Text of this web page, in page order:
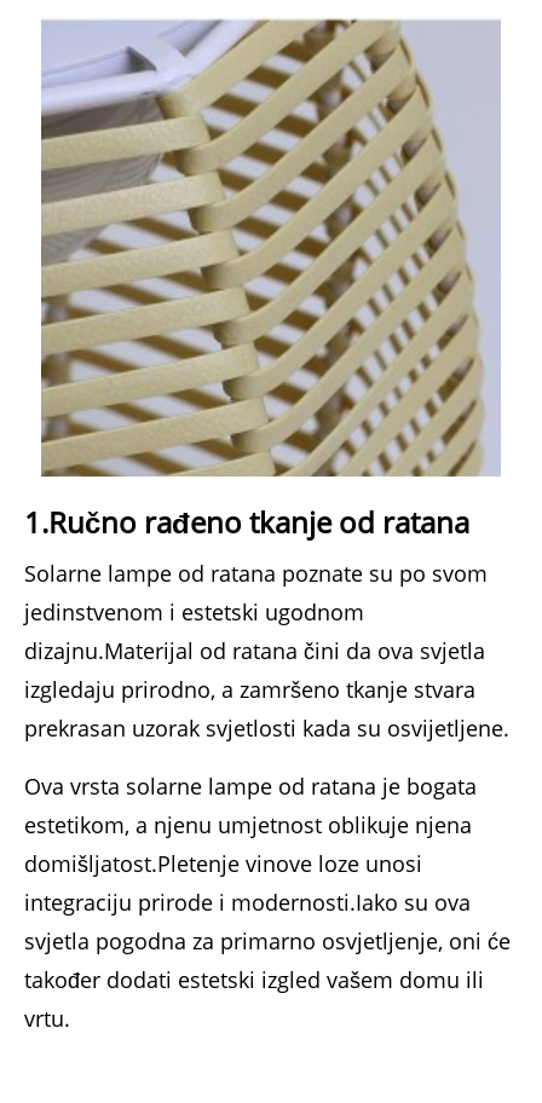
1.Ručno rađeno tkanje od ratana
Solarne lampe od ratana poznate su po svom
jedinstvenom i estetski ugodnom
dizajnu.Materijal od ratana čini da ova svjetla
izgledaju prirodno, a zamršeno tkanje stvara
prekrasan uzorak svjetlosti kada su osvijetljene.
Ova vrsta solarne lampe od ratana je bogata
estetikom, a njenu umjetnost oblikuje njena
domišljatost.Pletenje vinove loze unosi
integraciju prirode i modernosti.Iako su ova
svjetla pogodna za primarno osvjetljenje, oni će
također dodati estetski izgled vašem domu ili
vrtu.